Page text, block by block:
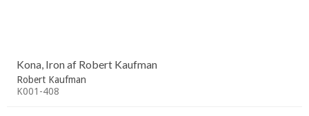
Kona, Iron af Robert Kaufman
Robert Kaufman
K001-408